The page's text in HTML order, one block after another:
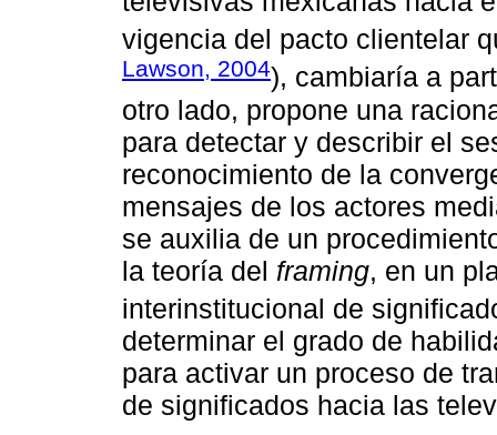
vigencia del pacto clientelar
Lawson, 2004), cambiaría a
otro lado, propone una
para detectar y describir el
reconocimiento de la
mensajes de los actores
se auxilia de un
la teoría del framing, en un
interinstitucional de
determinar el grado de
para activar un proceso de
de significados hacia las